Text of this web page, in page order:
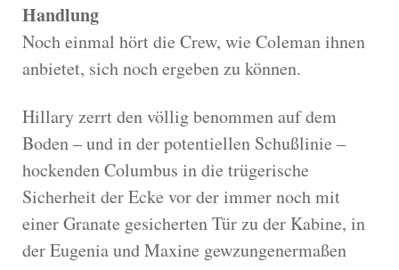
Handlung
Noch einmal hört die Crew, wie Coleman ihnen
anbietet, sich noch ergeben zu können.
Hillary zerrt den völlig benommen auf dem
Boden – und in der potentiellen Schußlinie –
hockenden Columbus in die trügerische
Sicherheit der Ecke vor der immer noch mit
einer Granate gesicherten Tür zu der Kabine, in
der Eugenia und Maxine gewzungenermaßen